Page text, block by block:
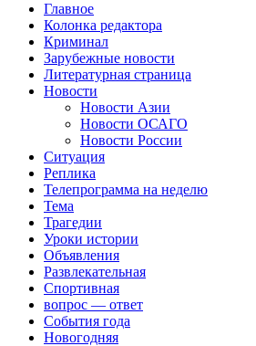
Главное
Колонка редактора
Криминал
Зарубежные новости
Литературная страница
Новости
Новости Азии
Новости ОСАГО
Новости России
Ситуация
Реплика
Телепрограмма на неделю
Тема
Трагедии
Уроки истории
Объявления
Развлекательная
Спортивная
вопрос — ответ
События года
Новогодняя